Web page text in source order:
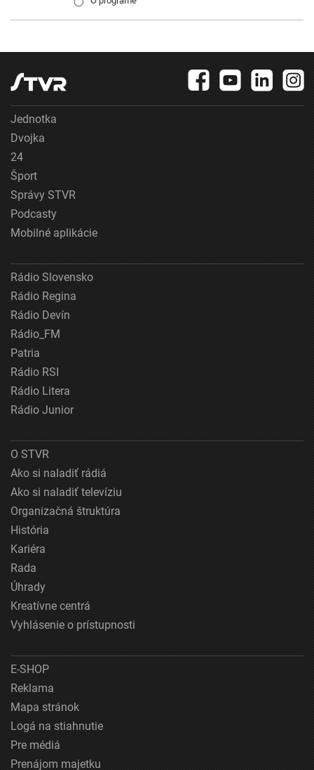
Jednotka
Dvojka
24
Šport
Správy STVR
Podcasty
Mobilné aplikácie
Rádio Slovensko
Rádio Regina
Rádio Devín
Rádio_FM
Patria
Rádio RSI
Rádio Litera
Rádio Junior
O STVR
Ako si naladiť rádiá
Ako si naladiť televíziu
Organizačná štruktúra
História
Kariéra
Rada
Úhrady
Kreatívne centrá
Vyhlásenie o prístupnosti
E-SHOP
Reklama
Mapa stránok
Logá na stiahnutie
Pre médiá
Prenájom majetku